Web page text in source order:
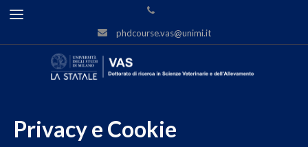
phdcourse.vas@unimi.it
Privacy e Cookie